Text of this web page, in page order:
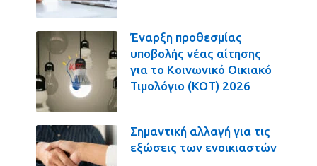
Έναρξη προθεσμίας
υποβολής νέας αίτησης
για το Κοινωνικό Οικιακό
Τιμολόγιο (ΚΟΤ) 2026
Σημαντική αλλαγή για τις
εξώσεις των ενοικιαστών